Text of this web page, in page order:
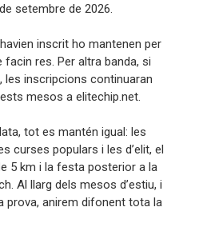
setembre de 2026.
inscrit ho mantenen per
facin res. Per altra banda, si
les inscripcions continuaran
mesos a elitechip.net.
tot es mantén igual: les
curses populars i les d’elit, el
5 km i la festa posterior a la
Al llarg dels mesos d’estiu, i
prova, anirem difonent tota la